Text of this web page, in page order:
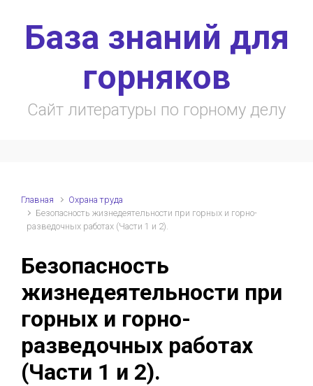
База знаний для
горняков
Сайт литературы по горному делу
Главная
Охрана труда
Безопасность жизнедеятельности при горных и горно-
разведочных работах (Части 1 и 2).
Безопасность
жизнедеятельности при
горных и горно-
разведочных работах
(Части 1 и 2).